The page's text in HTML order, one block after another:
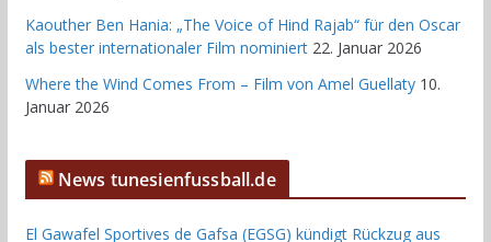
Kaouther Ben Hania: „The Voice of Hind Rajab“ für den Oscar
als bester internationaler Film nominiert 22. Januar 2026
Where the Wind Comes From – Film von Amel Guellaty 10.
Januar 2026
News tunesienfussball.de
El Gawafel Sportives de Gafsa (EGSG) kündigt Rückzug aus